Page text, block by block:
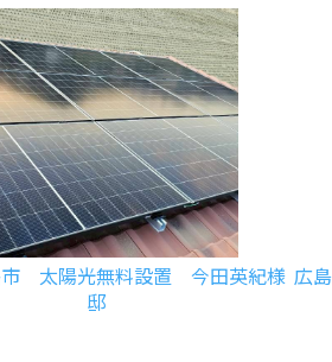
市 太陽光無料設置 今田英紀様
邸
広